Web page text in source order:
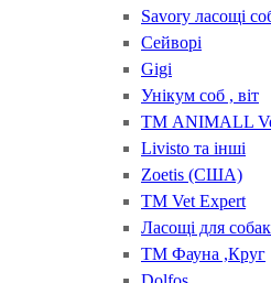
Savory ласощі
Сейворі
Gigi
Унікум соб , віт
ТМ ANIMALL
Livisto та інші
Zoetis (США)
ТМ Vet Expert
Ласощі для
ТМ Фауна ,Круг